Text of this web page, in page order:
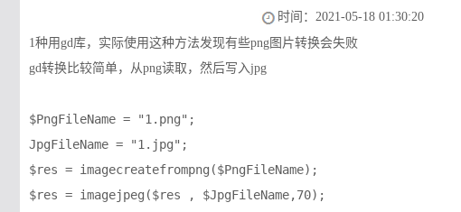
时间：2021-05-18 01:30:20
1种用gd库，实际使用这种方法发现有些png图片转换会失败
gd转换比较简单，从png读取，然后写入jpg
$PngFileName = "1.png";
JpgFileName = "1.jpg";
$res = imagecreatefrompng($PngFileName);
$res = imagejpeg($res , $JpgFileName,70);